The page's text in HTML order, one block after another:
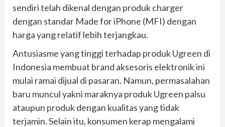
sendiri telah dikenal dengan produk charger
dengan standar Made for iPhone (MFI) dengan
harga yang relatif lebih terjangkau.
Antusiasme yang tinggi terhadap produk Ugreen di
Indonesia membuat brand aksesoris elektronik ini
mulai ramai dijual di pasaran. Namun, permasalahan
baru muncul yakni maraknya produk Ugreen palsu
ataupun produk dengan kualitas yang tidak
terjamin. Selain itu, konsumen kerap mengalami